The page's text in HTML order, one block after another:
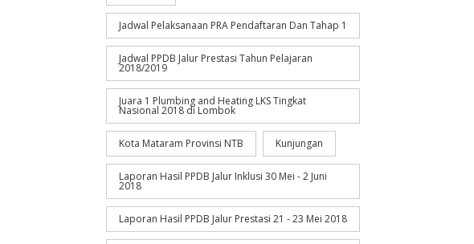
Jadwal Pelaksanaan PRA Pendaftaran Dan Tahap 1
Jadwal PPDB Jalur Prestasi Tahun Pelajaran
2018/2019
Juara 1 Plumbing and Heating LKS Tingkat
Nasional 2018 di Lombok
Kota Mataram Provinsi NTB Kunjungan
Laporan Hasil PPDB Jalur Inklusi 30 Mei - 2 Juni
2018
Laporan Hasil PPDB Jalur Prestasi 21 - 23 Mei 2018